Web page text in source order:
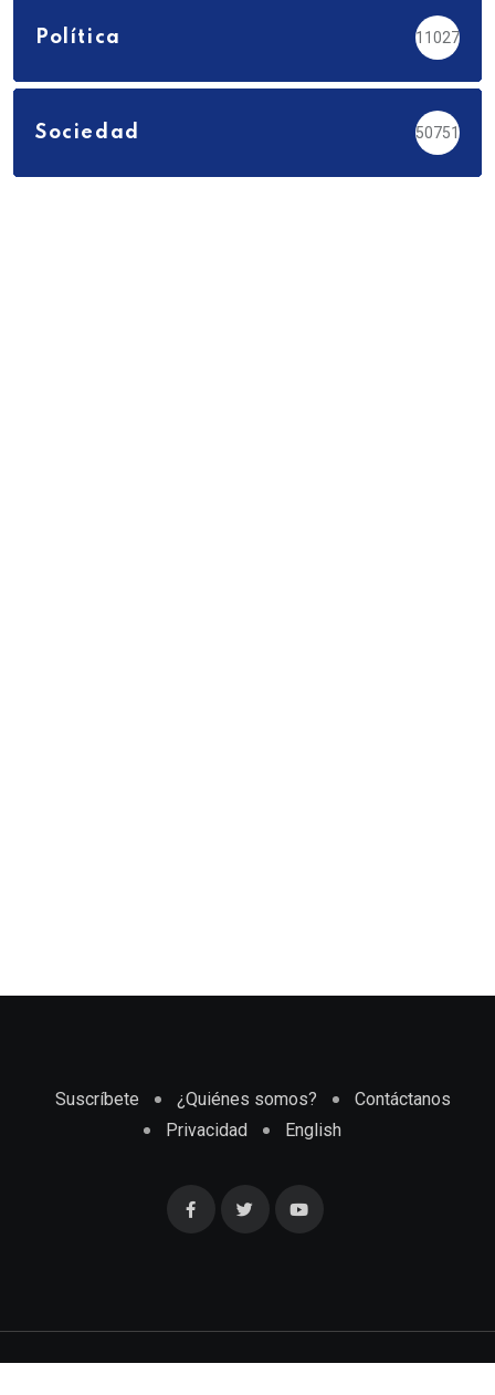
Política 11027
Sociedad 50751
Suscríbete ¿Quiénes somos?
Contáctanos
Privacidad
English